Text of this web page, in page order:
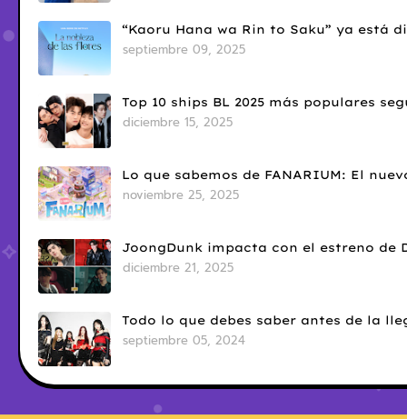
“Kaoru Hana wa Rin to Saku” ya está
septiembre 09, 2025
Top 10 ships BL 2025 más populares
diciembre 15, 2025
Lo que sabemos de FANARIUM: El
noviembre 25, 2025
JoongDunk impacta con el estreno de
diciembre 21, 2025
Todo lo que debes saber antes de la
septiembre 05, 2024